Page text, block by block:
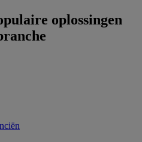
oplossingen